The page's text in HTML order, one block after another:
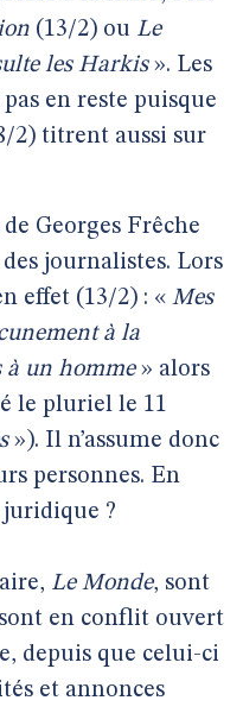
(13/2) ou Le
les Harkis». Les
en reste puisque
2) titrent aussi sur
Georges Frêche
journalistes. Lors
effet (13/2) : « Mes
à la
un homme» alors
le pluriel le 11
»). Il n’assume donc
personnes. En
juridique ?
Le Monde, sont
en conflit ouvert
depuis que celui-ci
et annonces